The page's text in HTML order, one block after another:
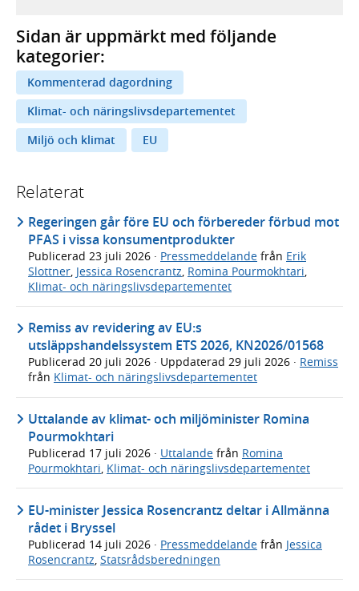
Sidan är uppmärkt med följande
kategorier:
Kommenterad dagordning
Klimat- och näringslivsdepartementet
Miljö och klimat
EU
Relaterat
Regeringen går före EU och förbereder förbud mot
PFAS i vissa konsumentprodukter
Publicerad 23 juli 2026 · Pressmeddelande från Erik
Slottner Jessica Rosencrantz Romina Pourmokhtari
Klimat- och näringslivsdepartementet
Remiss av revidering av EU:s
utsläppshandelssystem ETS 2026, KN2026/01568
Publicerad 20 juli 2026 · Uppdaterad 29 juli 2026 · Remiss
från Klimat- och näringslivsdepartementet
Uttalande av klimat- och miljöminister Romina
Pourmokhtari
Publicerad 17 juli 2026 · Uttalande från Romina
Pourmokhtari, Klimat- och näringslivsdepartementet
EU-minister Jessica Rosencrantz deltar i Allmänna
rådet i Bryssel
Publicerad 14 juli 2026 · Pressmeddelande från Jessica
Rosencrantz Statsrådsberedningen